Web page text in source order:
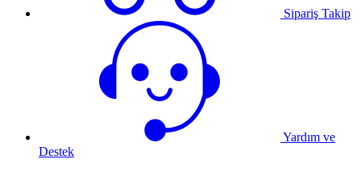
Sipariş Takip
Yardım ve
Destek